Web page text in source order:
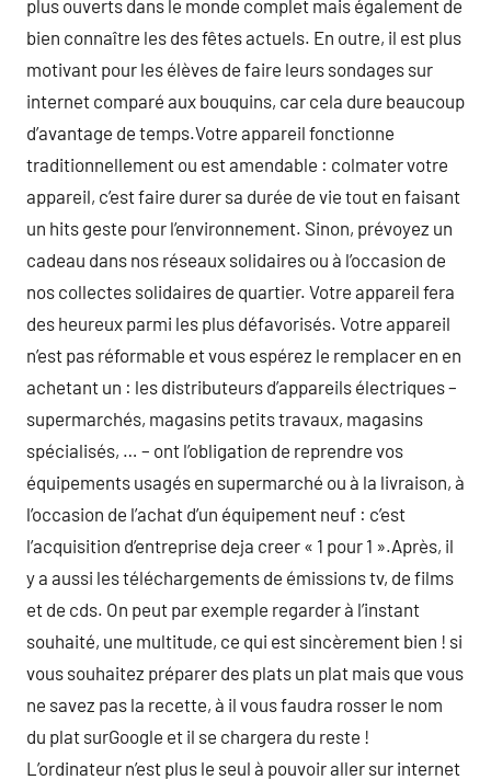
plus ouverts dans le monde complet mais également de
bien connaître les des fêtes actuels. En outre, il est plus
motivant pour les élèves de faire leurs sondages sur
internet comparé aux bouquins, car cela dure beaucoup
d’avantage de temps.Votre appareil fonctionne
traditionnellement ou est amendable : colmater votre
appareil, c’est faire durer sa durée de vie tout en faisant
un hits geste pour l’environnement. Sinon, prévoyez un
cadeau dans nos réseaux solidaires ou à l’occasion de
nos collectes solidaires de quartier. Votre appareil fera
des heureux parmi les plus défavorisés. Votre appareil
n’est pas réformable et vous espérez le remplacer en en
achetant un : les distributeurs d’appareils électriques –
supermarchés, magasins petits travaux, magasins
spécialisés, … – ont l’obligation de reprendre vos
équipements usagés en supermarché ou à la livraison, à
l’occasion de l’achat d’un équipement neuf : c’est
l’acquisition d’entreprise deja creer « 1 pour 1 ».Après, il
y a aussi les téléchargements de émissions tv, de films
et de cds. On peut par exemple regarder à l’instant
souhaité, une multitude, ce qui est sincèrement bien ! si
vous souhaitez préparer des plats un plat mais que vous
ne savez pas la recette, à il vous faudra rosser le nom
du plat surGoogle et il se chargera du reste !
L’ordinateur n’est plus le seul à pouvoir aller sur internet